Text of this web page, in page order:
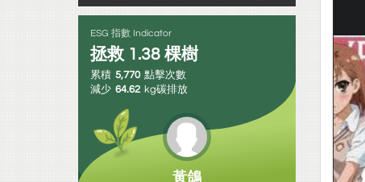
ESG 指數 Indicator
拯救 1.38 棵樹
累積 5,770 點擊次數
減少 64.62 kg碳排放
黃鴿